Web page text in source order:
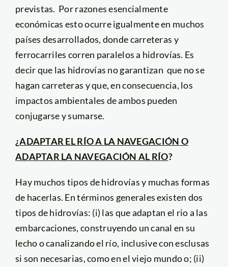
previstas. Por razones esencialmente
económicas esto ocurre igualmente en muchos
países desarrollados, donde carreteras y
ferrocarriles corren paralelos a hidrovías. Es
decir que las hidrovías no garantizan que no se
hagan carreteras y que, en consecuencia, los
impactos ambientales de ambos pueden
conjugarse y sumarse.
¿ADAPTAR EL RÍO A LA NAVEGACIÓN O
ADAPTAR LA NAVEGACIÓN AL RÍO?
Hay muchos tipos de hidrovías y muchas formas
de hacerlas. En términos generales existen dos
tipos de hidrovías: (i) las que adaptan el rio a las
embarcaciones, construyendo un canal en su
lecho o canalizando el río, inclusive con esclusas
si son necesarias, como en el viejo mundo o; (ii)